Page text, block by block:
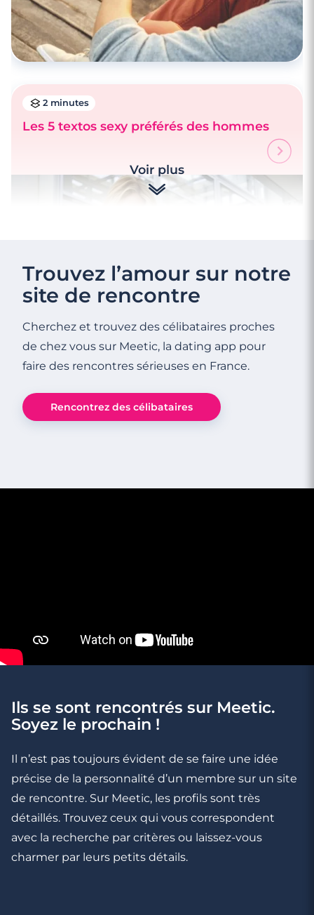
2 minutes
Les 5 textos sexy préférés des hommes
5 techniques pour qu’il réponde à coup
Drague : 5 choses à ne jamais lui dire par
SMS
Voir plus
Trouvez l’amour sur notre
site de rencontre
Cherchez et trouvez des célibataires proches
de chez vous sur Meetic, la dating app pour
faire des rencontres sérieuses en France.
Rencontrez des célibataires
Ils se sont rencontrés sur Meetic.
Soyez le prochain !
Il n’est pas toujours évident de se faire une idée
précise de la personnalité d’un membre sur un site
de rencontre. Sur Meetic, les profils sont très
détaillés. Trouvez ceux qui vous correspondent
avec la recherche par critères ou laissez-vous
charmer par leurs petits détails.